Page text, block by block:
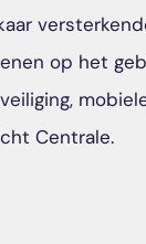
op het
Centrale.